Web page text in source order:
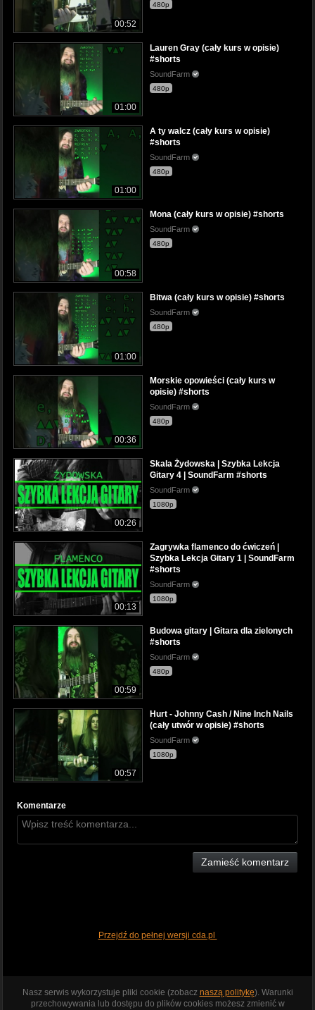
00:52
480p
01:00
Lauren Gray (cały kurs w opisie)
#shorts
SoundFarm
480p
01:00
A ty walcz (cały kurs w opisie)
#shorts
SoundFarm
480p
00:58
Mona (cały kurs w opisie) #shorts
SoundFarm
480p
01:00
Bitwa (cały kurs w opisie) #shorts
SoundFarm
480p
00:36
Morskie opowieści (cały kurs w
opisie) #shorts
SoundFarm
480p
00:26
Skala Żydowska | Szybka Lekcja
Gitary 4 | SoundFarm #shorts
SoundFarm
1080p
00:13
Zagrywka flamenco do ćwiczeń |
Szybka Lekcja Gitary 1 | SoundFarm
#shorts
SoundFarm
1080p
00:59
Budowa gitary | Gitara dla zielonych
#shorts
SoundFarm
480p
00:57
Hurt - Johnny Cash / Nine Inch Nails
(cały utwór w opisie) #shorts
SoundFarm
1080p
Komentarze
Zamieść komentarz
Przejdź do pełnej wersji cda.pl
Nasz serwis wykorzystuje pliki cookie (zobacz naszą politykę). Warunki
przechowywania lub dostępu do plików cookies możesz zmienić w